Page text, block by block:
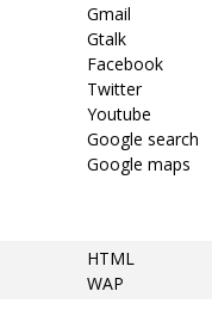
Gmail
Gtalk
Facebook
Twitter
Youtube
Google search
Google maps
HTML
WAP